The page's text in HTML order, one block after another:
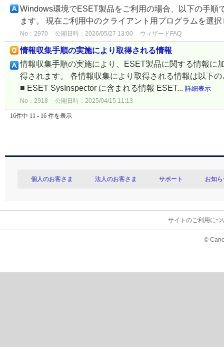
Windows環境でESET製品をご利用の場合、以下の手順
ます。 現在ご利用中のクライアント用プログラムを選
No：2970 公開日時：2026/05/27 13:00 ウィザードFAQ
情報収集手順の実施により取得される情報
情報収集手順の実施により、ESET製品に関する情報に
得されます。 各情報収集により取得される情報は以下
■ ESET SysInspector に含まれる情報 ESET... 詳細表示
No：2918 公開日時：2025/04/15 11:13
16件中 11 - 16 件を表示
個人のお客さま 法人のお客さま サポート お知
サイトのご利用につ
©